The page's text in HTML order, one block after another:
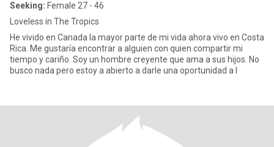
Seeking: Female 27 - 46
Loveless in The Tropics
He vivido en Canada la mayor parte de mi vida ahora vivo en Costa
Rica. Me gustaría encontrar a alguien con quien compartir mi
tiempo y cariño. Soy un hombre creyente que ama a sus hijos. No
busco nada pero estoy a abierto a darle una oportunidad a l